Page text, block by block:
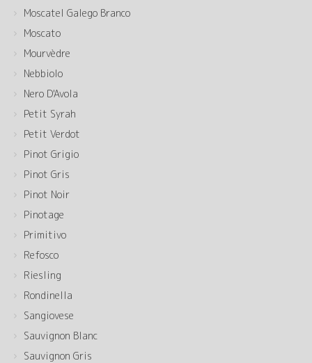
Moscatel Galego Branco
Moscato
Mourvèdre
Nebbiolo
Nero D'Avola
Petit Syrah
Petit Verdot
Pinot Grigio
Pinot Gris
Pinot Noir
Pinotage
Primitivo
Refosco
Riesling
Rondinella
Sangiovese
Sauvignon Blanc
Sauvignon Gris